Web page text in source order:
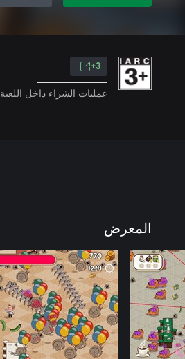
3+
عمليات الشراء داخل اللعبة
المعرض